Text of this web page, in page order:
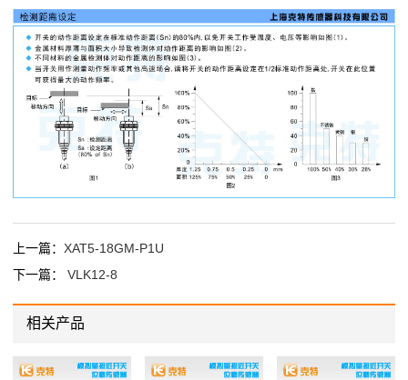
上一篇： XAT5-18GM-P1U
下一篇： VLK12-8
相关产品